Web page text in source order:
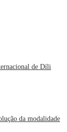
de Díli
da modalidade